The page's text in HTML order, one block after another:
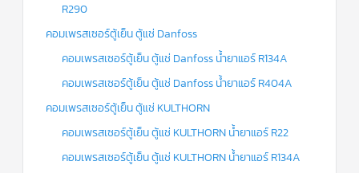
R290
คอมเพรสเซอร์ตู้เย็น ตู้แช่ Danfoss
คอมเพรสเซอร์ตู้เย็น ตู้แช่ Danfoss น้ำยาแอร์ R134A
คอมเพรสเซอร์ตู้เย็น ตู้แช่ Danfoss น้ำยาแอร์ R404A
คอมเพรสเซอร์ตู้เย็น ตู้แช่ KULTHORN
คอมเพรสเซอร์ตู้เย็น ตู้แช่ KULTHORN น้ำยาแอร์ R22
คอมเพรสเซอร์ตู้เย็น ตู้แช่ KULTHORN น้ำยาแอร์ R134A